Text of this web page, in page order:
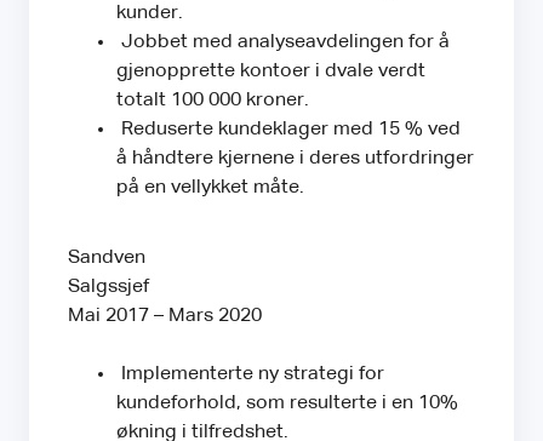
kunder.
Jobbet med analyseavdelingen for å
gjenopprette kontoer i dvale verdt
totalt 100 000 kroner.
Reduserte kundeklager med 15 % ved
å håndtere kjernene i deres utfordringer
på en vellykket måte.
Sandven
Salgssjef
Mai 2017 – Mars 2020
Implementerte ny strategi for
kundeforhold, som resulterte i en 10%
økning i tilfredshet.